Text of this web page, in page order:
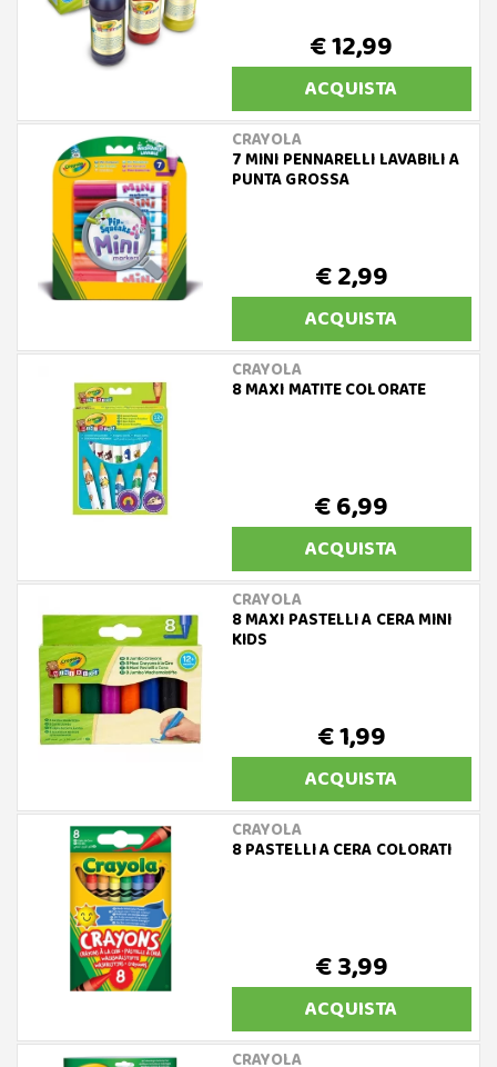
€ 12,99
ACQUISTA
CRAYOLA
7 MINI PENNARELLI LAVABILI A
PUNTA GROSSA
€ 2,99
ACQUISTA
CRAYOLA
8 MAXI MATITE COLORATE
€ 6,99
ACQUISTA
CRAYOLA
8 MAXI PASTELLI A CERA MINI
KIDS
€ 1,99
ACQUISTA
CRAYOLA
8 PASTELLI A CERA COLORATI
€ 3,99
ACQUISTA
CRAYOLA